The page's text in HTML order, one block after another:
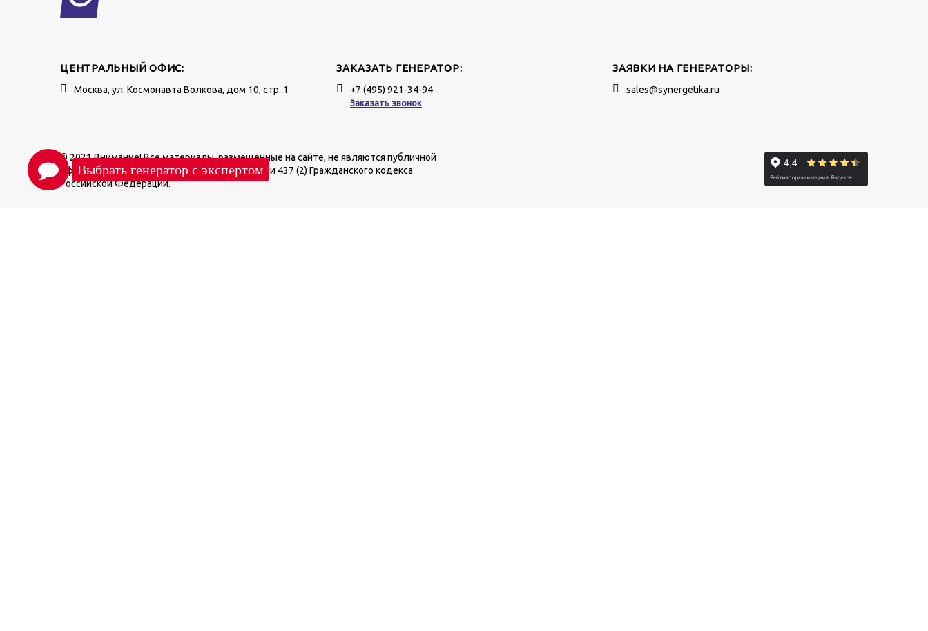
ЦЕНТРАЛЬНЫЙ ОФИС:
Москва, ул. Космонавта Волкова, дом 10, стр. 1
ЗАКАЗАТЬ ГЕНЕРАТОР:
+7 (495) 921-34-94
Заказать звонок
ЗАЯВКИ НА ГЕНЕРАТОРЫ:
sales@synergetika.ru
© 2021 Внимание! Все материалы, размещенные на сайте, не являются публичной
офертой, определяемой положениями Статьи 437 (2) Гражданского кодекса
Российской Федерации.